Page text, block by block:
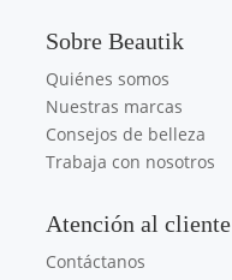
Sobre Beautik
Quiénes somos
Nuestras marcas
Consejos de belleza
Trabaja con nosotros
Atención al cliente
Contáctanos